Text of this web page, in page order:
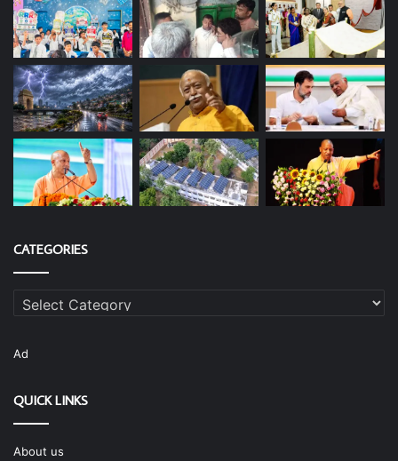
CATEGORIES
Categories
Ad
QUICK LINKS
About us